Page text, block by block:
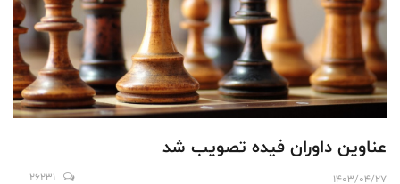
عناوین داوران فیده تصویب شد
1403/04/27
26231